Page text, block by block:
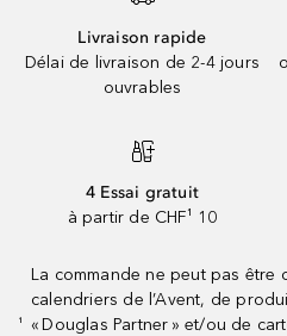
Livraison rapide
Délai de livraison de 2-4 jours
ouvrables
4 Essai gratuit
à partir de CHF¹ 10
¹
La commande ne peut pas être
calendriers de l’Avent, de
« Douglas Partner » et/ou de